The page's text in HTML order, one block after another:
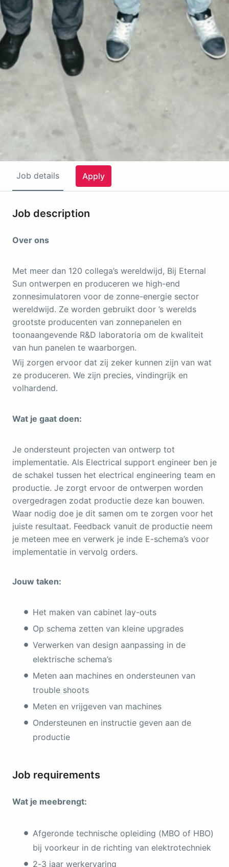
Job details Apply
Job description
Over ons
Met meer dan 120 collega’s wereldwijd, Bij Eternal
Sun ontwerpen en produceren we high-end
zonnesimulatoren voor de zonne-energie sector
wereldwijd. Ze worden gebruikt door ’s werelds
grootste producenten van zonnepanelen en
toonaangevende R&D laboratoria om de kwaliteit
van hun panelen te waarborgen.
Wij zorgen ervoor dat zij zeker kunnen zijn van wat
ze produceren. We zijn precies, vindingrijk en
volhardend.
Wat je gaat doen:
Je ondersteunt projecten van ontwerp tot
implementatie. Als Electrical support engineer ben je
de schakel tussen het electrical engineering team en
productie. Je zorgt ervoor de ontwerpen worden
overgedragen zodat productie deze kan bouwen.
Waar nodig doe je dit samen om te zorgen voor het
juiste resultaat. Feedback vanuit de productie neem
je meteen mee en verwerk je inde E-schema’s voor
implementatie in vervolg orders.
Jouw taken:
Het maken van cabinet lay-outs
Op schema zetten van kleine upgrades
Verwerken van design aanpassing in de
elektrische schema’s
Meten aan machines en ondersteunen van
trouble shoots
Meten en vrijgeven van machines
Ondersteunen en instructie geven aan de
productie
Job requirements
Wat je meebrengt:
Afgeronde technische opleiding (MBO of HBO)
bij voorkeur in de richting van elektrotechniek
2-3 jaar werkervaring